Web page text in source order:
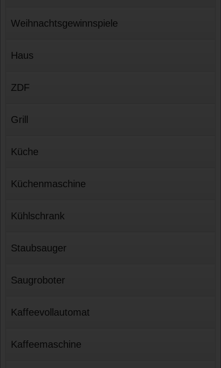
Weihnachtsgewinnspiele
Haus
ZDF
Grill
Küche
Küchenmaschine
Kühlschrank
Staubsauger
Saugroboter
Kaffeevollautomat
Kaffeemaschine